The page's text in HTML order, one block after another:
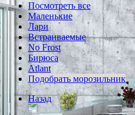
Посмотреть все
Маленькие
Лари
Встраиваемые
No Frost
Бирюса
Atlant
Подобрать морозильник
Назад